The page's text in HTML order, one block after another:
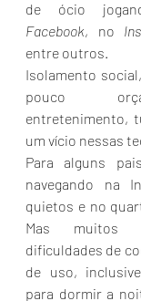
Facebook, no
entre outros.
Isolamento
pouco
entretenimento,
um vício nessas
Para alguns
navegando na
quietos e no
Mas muitos
dificuldades de
de uso,
para dormir a